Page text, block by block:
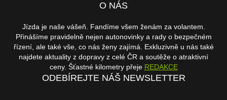
O NÁS
Jízda je naše vášeň. Fandíme všem ženám za volantem.
Přinášíme pravidelně nejen autonovinky a rady o bezpečném
řízení, ale také vše, co nás ženy zajímá. Exkluzivně u nás také
najdete aktuality z dopravy z celé ČR a soutěže o atraktivní
ceny. Šťastné kilometry přeje REDAKCE
ODEBÍREJTE NÁŠ NEWSLETTER